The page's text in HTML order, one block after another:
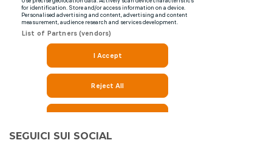
SEGUICI SUI SOCIAL